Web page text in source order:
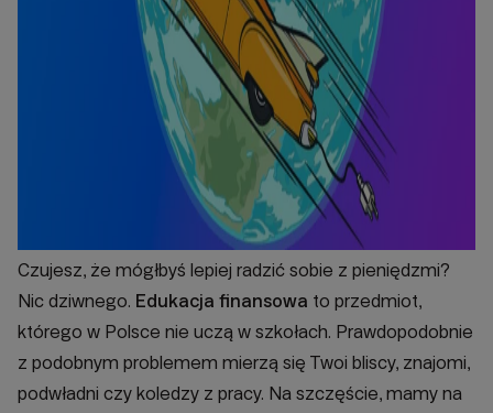
Czujesz, że mógłbyś lepiej radzić sobie z pieniędzmi?
Nic dziwnego. Edukacja finansowa to przedmiot,
którego w Polsce nie uczą w szkołach. Prawdopodobnie
z podobnym problemem mierzą się Twoi bliscy, znajomi,
podwładni czy koledzy z pracy. Na szczęście, mamy na